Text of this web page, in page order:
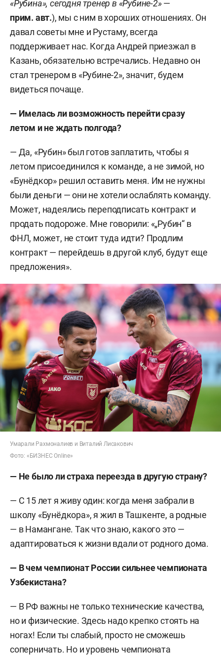
«Рубина», сегодня тренер в «Рубине-2»—
прим. авт.), мы с ним в хороших отношениях. Он
давал советы мне и Рустаму, всегда
поддерживает нас. Когда Андрей приезжал в
Казань, обязательно встречались. Недавно он
стал тренером в «Рубине-2», значит, будем
видеться почаще.
— Имелась ли возможность перейти сразу
летом и не ждать полгода?
— Да, «Рубин» был готов заплатить, чтобы я
летом присоединился к команде, а не зимой, но
«Бунёдкор» решил оставить меня. Им не нужны
были деньги — они не хотели ослаблять команду.
Может, надеялись переподписать контракт и
продать подороже. Мне говорили: «„Рубин“ в
ФНЛ, может, не стоит туда идти? Продлим
контракт — перейдешь в другой клуб, будут еще
предложения».
Умарали Рахмоналиев и Виталий Лисакович
Фото: «БИЗНЕС Online»
— Не было ли страха переезда в другую страну?
— С 15 лет я живу один: когда меня забрали в
школу «Бунёдкора», я жил в Ташкенте, а родные
— в Намангане. Так что знаю, какого это —
адаптироваться к жизни вдали от родного дома.
— В чем чемпионат России сильнее чемпионата
Узбекистана?
— В РФ важны не только технические качества,
но и физические. Здесь надо крепко стоять на
ногах! Если ты слабый, просто не сможешь
соперничать. Но и уровень чемпионата